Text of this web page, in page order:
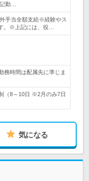
勤…
手当全額支給※経験やス
。※上記には、役…
務時間は配属先に準じま
（8～10日 ※2月のみ7日
気になる